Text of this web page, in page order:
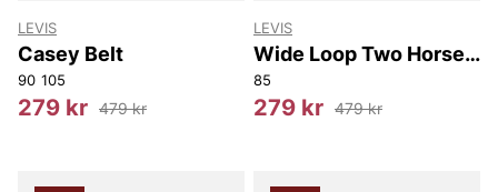
LEVIS
Casey Belt
90 105
279 kr 479 kr
LEVIS
Wide Loop Two Horse
Belt
85
279 kr 479 kr